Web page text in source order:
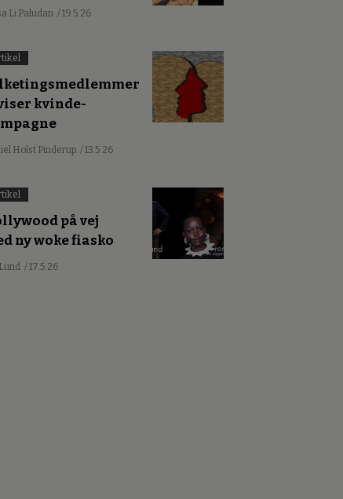
Li Paludan / 19.5.26
kvinde-
Holst Pinderup / 13.5.26
på vej
ny woke fiasko
/ 17.5.26